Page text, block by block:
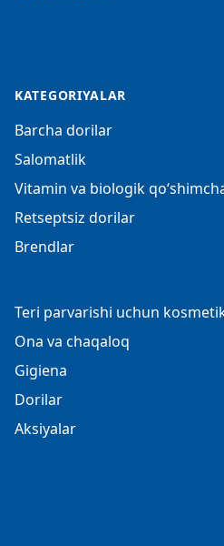
KATEGORIYALAR
Barcha dorilar
Salomatlik
Vitamin va biologik
Retseptsiz dorilar
Brendlar
Teri parvarishi uchun
Ona va chaqaloq
Gigiena
Dorilar
Aksiyalar